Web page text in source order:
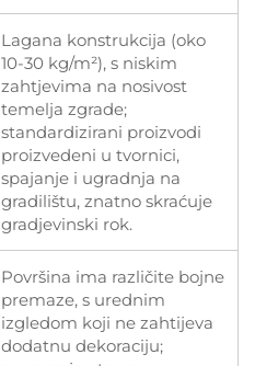
Lagana konstrukcija (oko
10-30 kg/m²), s niskim
zahtjevima na nosivost
temelja zgrade;
standardizirani proizvodi
proizvedeni u tvornici,
spajanje i ugradnja na
gradilištu, znatno skraćuje
gradjevinski rok.
Površina ima različite bojne
premaze, s urednim
izgledom koji ne zahtijeva
dodatnu dekoraciju;